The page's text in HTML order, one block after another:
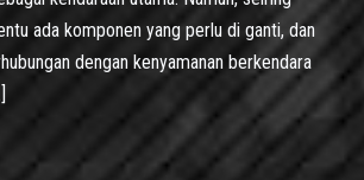
ada komponen yang perlu di ganti, dan
dengan kenyamanan berkendara